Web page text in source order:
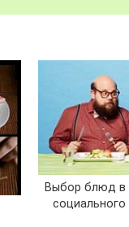
Выбор блюд в
социального